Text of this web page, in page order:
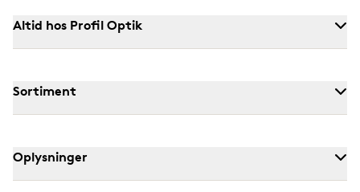
Altid hos Profil Optik
Sortiment
Oplysninger